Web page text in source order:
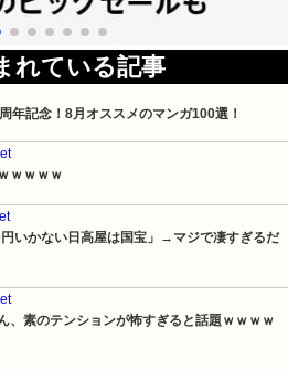
れている記事
年記念！8月オススメのマンガ100選！
ｗｗｗｗ
いかない日高屋は国宝」→マジで凄すぎるだ
、素のテンションが怖すぎると話題ｗｗｗｗ